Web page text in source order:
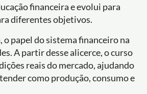
financeira e evolui para
diferentes objetivos.
papel do sistema financeiro na
A partir desse alicerce, o curso
reais do mercado, ajudando
como produção, consumo e